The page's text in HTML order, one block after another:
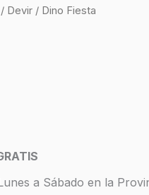
/ Devir / Dino Fiesta
a Sábado en la